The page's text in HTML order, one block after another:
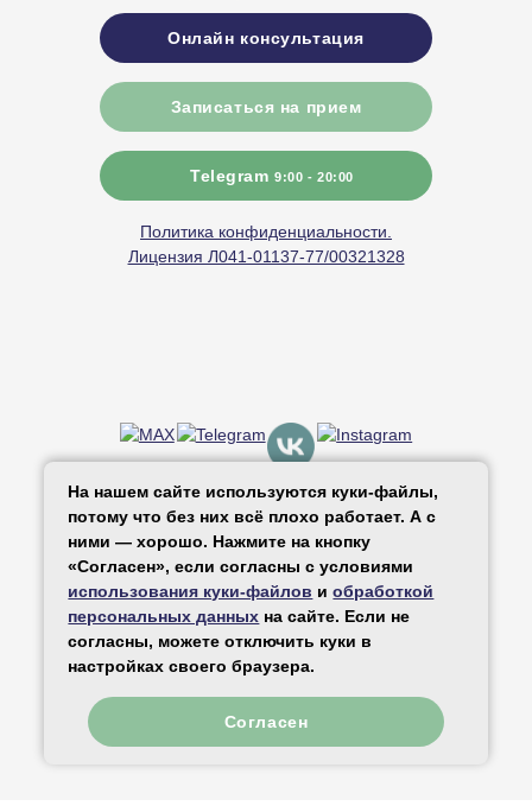
Онлайн консультация
Записаться на прием
Telegram 9:00 - 20:00
Политика конфиденциальности.
Лицензия Л041-01137-77/00321328
в РФ
© 2026 «За Рождение». Все права
защищены
Карта сайта
На нашем сайте используются куки-файлы,
потому что без них всё плохо работает. А с
ними — хорошо. Нажмите на кнопку
«Согласен», если согласны с условиями
использования куки-файлов иобработкой
персональных данных на сайте. Если не
согласны, можете отключить куки в
настройках своего браузера.
Согласен